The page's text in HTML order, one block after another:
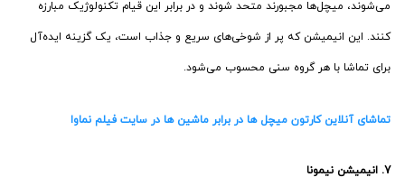
می‌شوند، میچل‌ها مجبورند متحد شوند و در برابر این قیام تکنولوژیک مبارزه
کنند. این انیمیشن که پر از شوخی‌های سریع و جذاب است، یک گزینه ایده‌آل
برای تماشا با هر گروه سنی محسوب می‌شود.
تماشای آنلاین کارتون میچل ها در برابر ماشین ها در سایت فیلم نماوا
7. انیمیشن نیمونا